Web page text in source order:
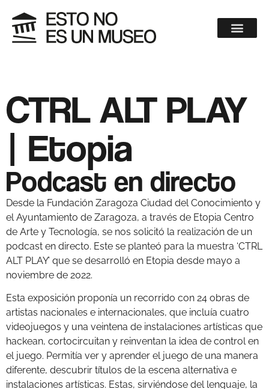
CTRL ALT PLAY
| Etopia
Podcast en directo
Desde la Fundación Zaragoza Ciudad del Conocimiento y
el Ayuntamiento de Zaragoza, a través de Etopia Centro
de Arte y Tecnología, se nos solicitó la realización de un
podcast en directo. Este se planteó para la muestra ‘CTRL
ALT PLAY’ que se desarrolló en Etopia desde mayo a
noviembre de 2022.
Esta exposición proponía un recorrido con 24 obras de
artistas nacionales e internacionales, que incluía cuatro
videojuegos y una veintena de instalaciones artísticas que
hackean, cortocircuitan y reinventan la idea de control en
el juego. Permitía ver y aprender el juego de una manera
diferente, descubrir títulos de la escena alternativa e
instalaciones artísticas. Estas, sirviéndose del lenguaje, la